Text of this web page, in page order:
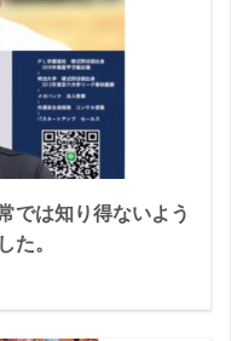
では知り得ないよう
た。